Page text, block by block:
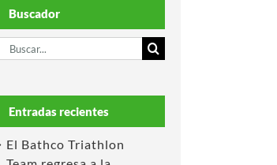
Buscador
Buscar:
Entradas recientes
El Bathco Triathlon